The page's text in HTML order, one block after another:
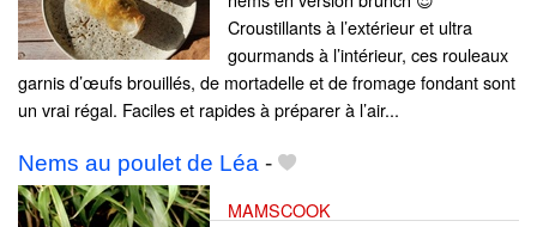
Croustillants à l’extérieur et ultra
gourmands à l’intérieur, ces rouleaux
garnis d’œufs brouillés, de mortadelle et de fromage fondant sont
un vrai régal. Faciles et rapides à préparer à l’air...
Nems au poulet de Léa -
MAMSCOOK